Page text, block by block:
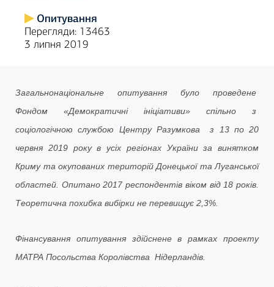
Опитування
Перегляди: 13463
3 липня 2019
Загальнонаціональне опитування було проведене
Фондом «Демократичні ініціативи» спільно з
соціологічною службою Центру Разумкова з 13 по 20
червня 2019 року в усіх регіонах України за винятком
Криму та окупованих територій Донецької та Луганської
областей. Опитано 2017 респондентів віком від 18 років.
Теоретична похибка вибірки не перевищує 2,3%.
Фінансування опитування здійснене в рамках проекту
МАТРА Посольства Королівства Нідерландів.